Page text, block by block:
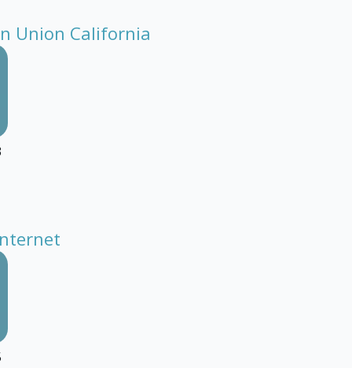
Union California